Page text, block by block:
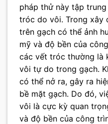
pháp thử này tập
tróc do vôi. Trong xây
trên gạch có thể ảnh
mỹ và độ bền của
các vết tróc thường là
vôi tự do trong gạch.
có thể nở ra, gây ra
bề mặt gạch. Do đó,
vôi là cực kỳ quan
và độ bền của công